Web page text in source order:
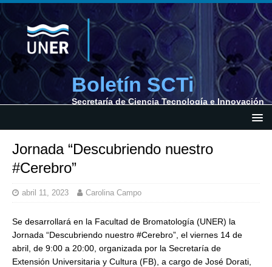
Boletín SCTi
Secretaría de Ciencia Tecnología e Innovación
Jornada “Descubriendo nuestro
#Cerebro”
abril 11, 2023 Carolina Campo
Se desarrollará en la Facultad de Bromatología (UNER) la
Jornada “Descubriendo nuestro #Cerebro”, el viernes 14 de
abril, de 9:00 a 20:00, organizada por la Secretaría de
Extensión Universitaria y Cultura (FB), a cargo de José Dorati,